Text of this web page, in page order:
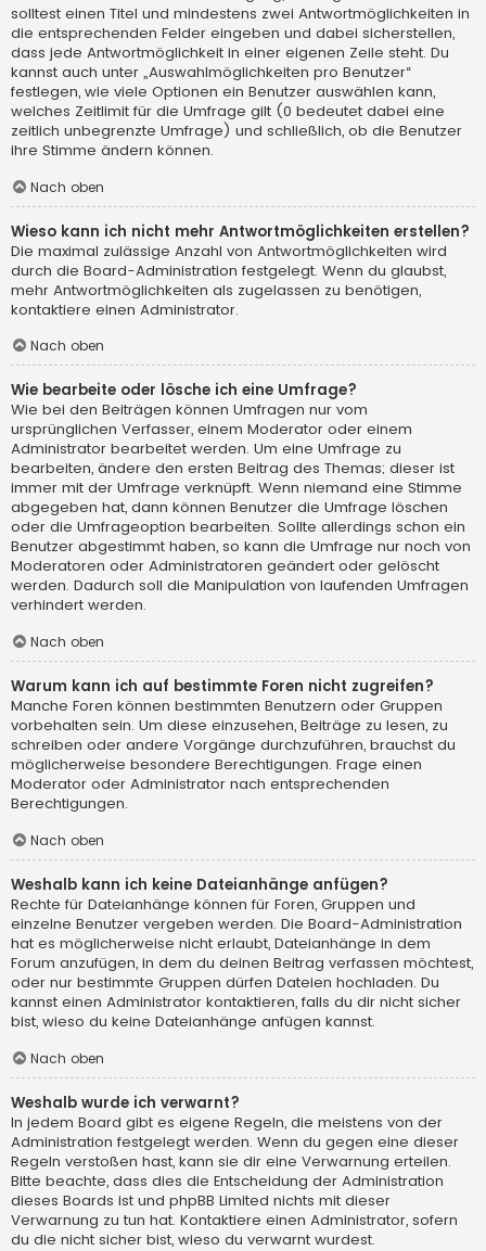
solltest einen Titel und mindestens zwei Antwortmöglichkeiten in
die entsprechenden Felder eingeben und dabei sicherstellen,
dass jede Antwortmöglichkeit in einer eigenen Zeile steht. Du
kannst auch unter „Auswahlmöglichkeiten pro Benutzer“
festlegen, wie viele Optionen ein Benutzer auswählen kann,
welches Zeitlimit für die Umfrage gilt (0 bedeutet dabei eine
zeitlich unbegrenzte Umfrage) und schließlich, ob die Benutzer
ihre Stimme ändern können.
Nach oben
Wieso kann ich nicht mehr Antwortmöglichkeiten erstellen?
Die maximal zulässige Anzahl von Antwortmöglichkeiten wird
durch die Board-Administration festgelegt. Wenn du glaubst,
mehr Antwortmöglichkeiten als zugelassen zu benötigen,
kontaktiere einen Administrator.
Nach oben
Wie bearbeite oder lösche ich eine Umfrage?
Wie bei den Beiträgen können Umfragen nur vom
ursprünglichen Verfasser, einem Moderator oder einem
Administrator bearbeitet werden. Um eine Umfrage zu
bearbeiten, ändere den ersten Beitrag des Themas; dieser ist
immer mit der Umfrage verknüpft. Wenn niemand eine Stimme
abgegeben hat, dann können Benutzer die Umfrage löschen
oder die Umfrageoption bearbeiten. Sollte allerdings schon ein
Benutzer abgestimmt haben, so kann die Umfrage nur noch von
Moderatoren oder Administratoren geändert oder gelöscht
werden. Dadurch soll die Manipulation von laufenden Umfragen
verhindert werden.
Nach oben
Warum kann ich auf bestimmte Foren nicht zugreifen?
Manche Foren können bestimmten Benutzern oder Gruppen
vorbehalten sein. Um diese einzusehen, Beiträge zu lesen, zu
schreiben oder andere Vorgänge durchzuführen, brauchst du
möglicherweise besondere Berechtigungen. Frage einen
Moderator oder Administrator nach entsprechenden
Berechtigungen.
Nach oben
Weshalb kann ich keine Dateianhänge anfügen?
Rechte für Dateianhänge können für Foren, Gruppen und
einzelne Benutzer vergeben werden. Die Board-Administration
hat es möglicherweise nicht erlaubt, Dateianhänge in dem
Forum anzufügen, in dem du deinen Beitrag verfassen möchtest,
oder nur bestimmte Gruppen dürfen Dateien hochladen. Du
kannst einen Administrator kontaktieren, falls du dir nicht sicher
bist, wieso du keine Dateianhänge anfügen kannst.
Nach oben
Weshalb wurde ich verwarnt?
In jedem Board gibt es eigene Regeln, die meistens von der
Administration festgelegt werden. Wenn du gegen eine dieser
Regeln verstoßen hast, kann sie dir eine Verwarnung erteilen.
Bitte beachte, dass dies die Entscheidung der Administration
dieses Boards ist und phpBB Limited nichts mit dieser
Verwarnung zu tun hat. Kontaktiere einen Administrator, sofern
du die nicht sicher bist, wieso du verwarnt wurdest.